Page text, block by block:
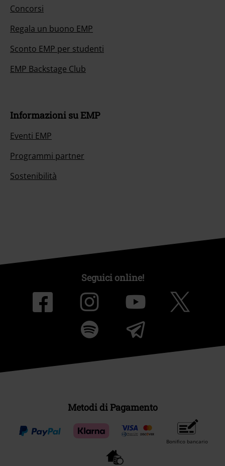
Concorsi
Regala un buono EMP
Sconto EMP per studenti
EMP Backstage Club
Informazioni su EMP
Eventi EMP
Programmi partner
Sostenibilità
Seguici online!
Metodi di Pagamento
Bonifico bancario